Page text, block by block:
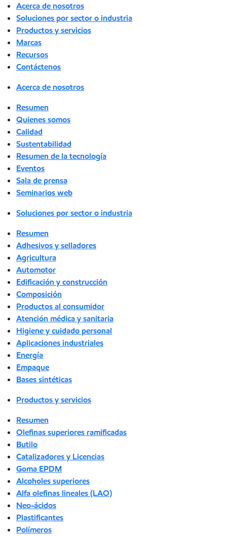
Acerca de nosotros
Soluciones por sector o industria
Productos y servicios
Marcas
Recursos
Contáctenos
Acerca de nosotros
Resumen
Quienes somos
Calidad
Sustentabilidad
Resumen de la tecnología
Eventos
Sala de prensa
Seminarios web
Soluciones por sector o industria
Resumen
Adhesivos y selladores
Agricultura
Automotor
Edificación y construcción
Composición
Productos al consumidor
Atención médica y sanitaria
Higiene y cuidado personal
Aplicaciones industriales
Energía
Empaque
Bases sintéticas
Productos y servicios
Resumen
Olefinas superiores ramificadas
Butilo
Catalizadores y Licencias
Goma EPDM
Alcoholes superiores
Alfa olefinas lineales (LAO)
Neo-ácidos
Plastificantes
Polímeros